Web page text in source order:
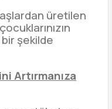
üretilen
bir şekilde
Artırmanıza